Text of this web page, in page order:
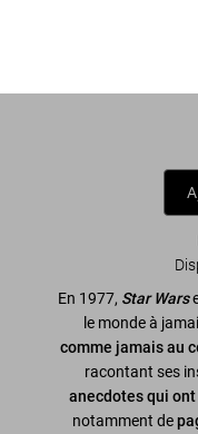
The Star
En 1977, Star Wars
le monde à
comme jamais au
racontant ses
anecdotes qui
notamment de